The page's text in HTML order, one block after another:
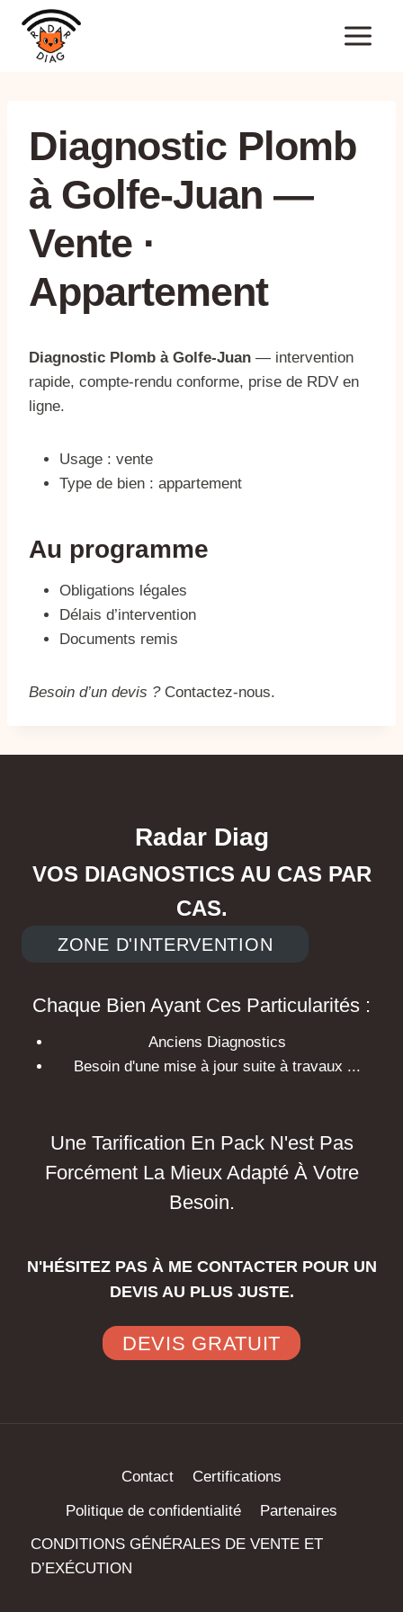
Aller
contenu
Diagnostic Plomb
à Golfe-Juan —
Vente ·
Appartement
Diagnostic Plomb à Golfe-Juan — intervention
rapide, compte-rendu conforme, prise de RDV en
ligne.
Usage : vente
Type de bien : appartement
Au programme
Obligations légales
Délais d’intervention
Documents remis
Besoin d’un devis ?Contactez-nous.
Radar Diag
VOS DIAGNOSTICS AU CAS PAR
CAS.
ZONE D'INTERVENTION
Chaque Bien Ayant Ces Particularités :
Anciens Diagnostics
Besoin d'une mise à jour suite à travaux ...
Une Tarification En Pack N'est Pas
Forcément La Mieux Adapté À Votre
Besoin.
N'HÉSITEZ PAS À ME CONTACTER POUR UN
DEVIS AU PLUS JUSTE.
DEVIS GRATUIT
Contact
Certifications
Politique de confidentialité
Partenaires
CONDITIONS GÉNÉRALES DE VENTE ET
D’EXÉCUTION